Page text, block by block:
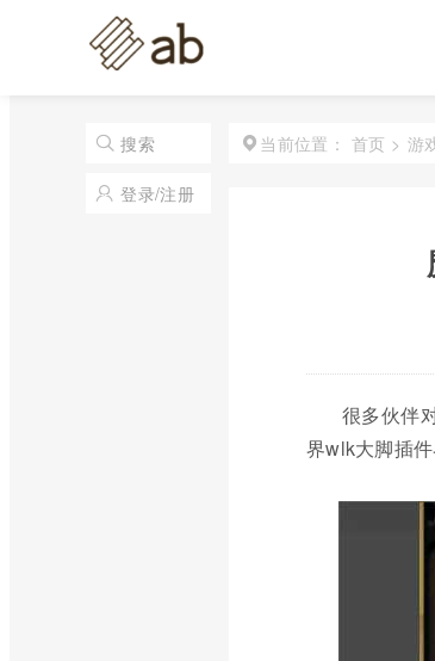
搜索
登录/注册
当前位置： 首页 > 游
很多伙伴
界wlk大脚插